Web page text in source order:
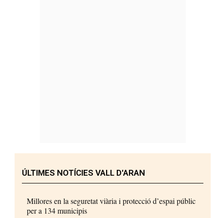
ÚLTIMES NOTÍCIES VALL D'ARAN
Millores en la seguretat viària i protecció d’espai públic
per a 134 municipis